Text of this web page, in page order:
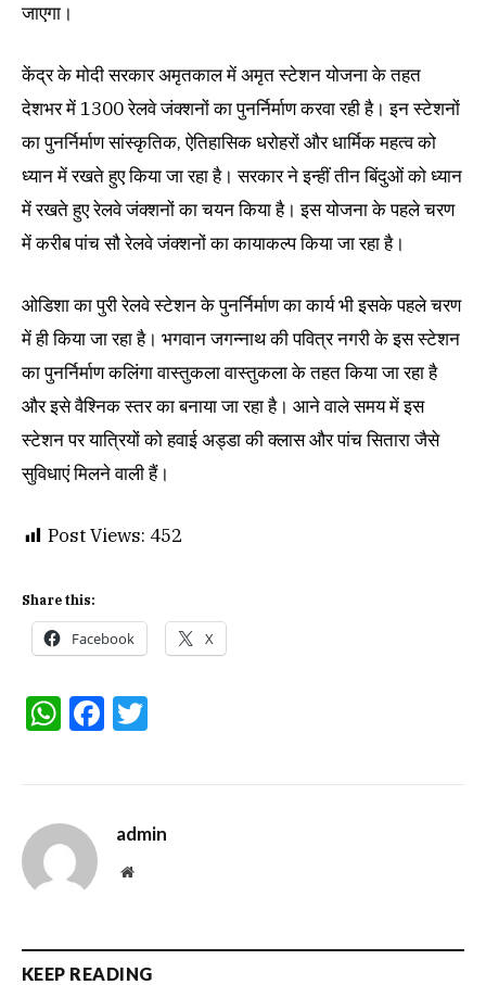
जाएगा।
केंद्र के मोदी सरकार अमृतकाल में अमृत स्टेशन योजना के तहत
देशभर में 1300 रेलवे जंक्शनों का पुनर्निर्माण करवा रही है। इन स्टेशनों
का पुनर्निर्माण सांस्कृतिक, ऐतिहासिक धरोहरों और धार्मिक महत्व को
ध्यान में रखते हुए किया जा रहा है। सरकार ने इन्हीं तीन बिंदुओं को ध्यान
में रखते हुए रेलवे जंक्शनों का चयन किया है। इस योजना के पहले चरण
में करीब पांच सौ रेलवे जंक्शनों का कायाकल्प किया जा रहा है।
ओडिशा का पुरी रेलवे स्टेशन के पुनर्निर्माण का कार्य भी इसके पहले चरण
में ही किया जा रहा है। भगवान जगन्नाथ की पवित्र नगरी के इस स्टेशन
का पुनर्निर्माण कलिंगा वास्तुकला वास्तुकला के तहत किया जा रहा है
और इसे वैश्निक स्तर का बनाया जा रहा है। आने वाले समय में इस
स्टेशन पर यात्रियों को हवाई अड्डा की क्लास और पांच सितारा जैसे
सुविधाएं मिलने वाली हैं।
Post Views: 452
Share this:
Facebook X
WhatsApp
Facebook
admin
Website
KEEP READING